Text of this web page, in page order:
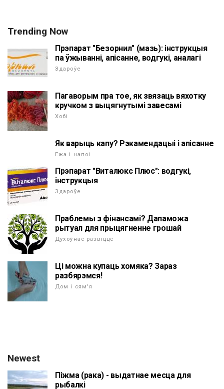
Trending Now
Прэпарат "Безорнил" (мазь): інструкцыя
па ўжыванні, апісанне, водгукі, аналагі
Здароўе
Пагаворым пра тое, як звязаць вяхотку
кручком з выцягнутымі завесамі
Хобі
Як варыць капу? Рэкамендацыі і апісанне
Ежа і напоі
Прэпарат "Виталюкс Плюс": водгукі,
інструкцыя
Здароўе
Праблемы з фінансамі? Дапаможа
рытуал для прыцягненне грошай
Духоўнае развіццё
Ці можна купаць хомяка? Зараз
разбярэмся!
Дом і сям'я
Newest
Піжма (рака) - выдатнае месца для
рыбалкі